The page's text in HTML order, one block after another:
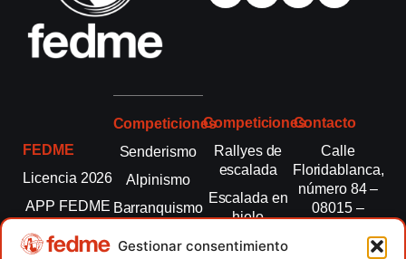
Gestionar consentimiento
FEDME
Licencia 2026
APP FEDME
Transparencia
Competiciones
Senderismo
Alpinismo
Barranquismo
montaña
Competiciones
Rallyes de
escalada
Escalada en
hielo
Esquí de
Contacto
Calle
Floridablanca,
número 84 –
08015 –
fedme@fedme.es